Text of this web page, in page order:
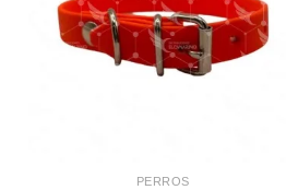
a la
lista de
deseos
PERROS